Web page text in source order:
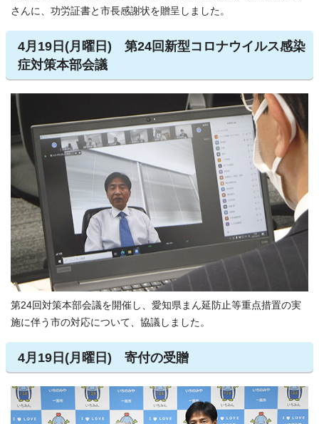
さんに、功労証書と市長感謝状を贈呈しました。
4月19日(月曜日) 第24回新型コロナウイルス感染
症対策本部会議
第24回対策本部会議を開催し、愛知県まん延防止等重点措置の実
施に伴う市の対応について、協議しました。
4月19日(月曜日) 寄付の受贈